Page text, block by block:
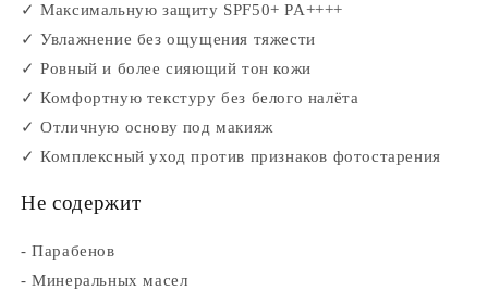
✓ Максимальную защиту SPF50+ PA++++
✓ Увлажнение без ощущения тяжести
✓ Ровный и более сияющий тон кожи
✓ Комфортную текстуру без белого налёта
✓ Отличную основу под макияж
✓ Комплексный уход против признаков фотостарения
Не содержит
- Парабенов
- Минеральных масел